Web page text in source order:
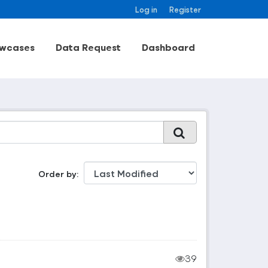
Log in Register
Data Request Dashboard
Order by
39